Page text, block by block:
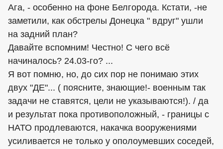
Ага, - особенно на фоне Белгорода. Кстати, -не
заметили, как обстрелы Донецка " вдруг" ушли
на задний план?
Давайте вспомним! Честно! С чего всё
начиналось? 24.03-го? ...
Я вот помню, но, до сих пор не понимаю этих
двух "ДЕ"... ( поясните, знающие!- военным так
задачи не ставятся, цели не указываются!). / да
и результат пока противоположный, - границы с
НАТО продлеваются, накачка вооружениями
усиливается не только у ополоумевших соседей,